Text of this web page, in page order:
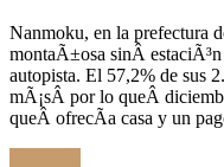
Nanmoku, en la prefectura
montaÃ±osa sinÂ
autopista. El 57,2% de sus
mÃ¡sÂ por lo queÂ
queÂ ofrecÃ­a casa y un